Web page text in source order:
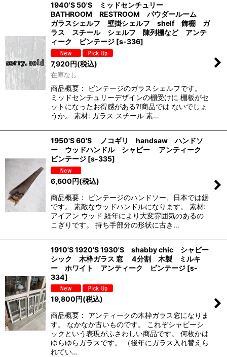
1940'S 50'S ミッドセンチュリー
BATHROOM RESTROOM パウダールーム
ガラスシェルフ 壁掛シェルフ shelf 飾棚 ガ
ラス スチール シェルフ 陳列棚など アンテ
ィーク ビンテージ [s-336]
7,920円(税込)
在庫なし
商品概要： ビンテージのガラスシェルフです。
ミッドセンチュリーデザインの棚受けに 棚板がセ
ットになったお得感がある?!商品では ないでしょ
うか。 素材: ガラス スチール 素…
1950'S 60'S ノコギリ handsaw ハンドソ
ー ウッドハンドル シャビー アンティーク
ビンテージ [s-335]
6,600円(税込)
商品概要： ビンテージのハンドソー、日本では鋸
です。 素敵なウッドハンドルになります。 素材:
アイアン ウッド 経年により大変雰囲気のあるの
こぎりです。 持ち手部分の形状に古き…
1910'S 1920'S 1930'S shabby chic シャビー
シック 木枠ガラス 窓 4分割 木製 ミルキ
ー ホワイト アンティーク ビンテージ [s-
334]
19,800円(税込)
商品概要： アンティークの木枠ガラス窓になりま
す。 なかなか古いものです。 これぞシャビーシ
ックという表現がふさわしい商品です。 何枚かは
ゆらゆらガラスです。 （後年にガラス入れ替えら
れてい…